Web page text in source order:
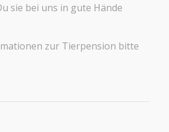
sie bei uns in gute Hände
zur Tierpension bitte